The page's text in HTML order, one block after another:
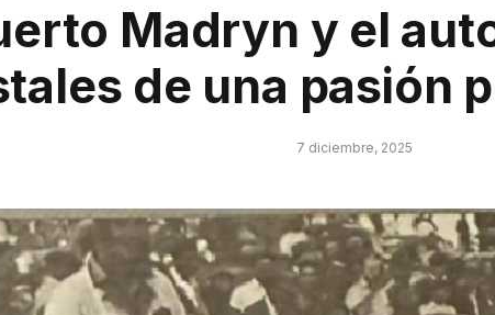
Madryn y el
de una pasión
7 diciembre, 2025